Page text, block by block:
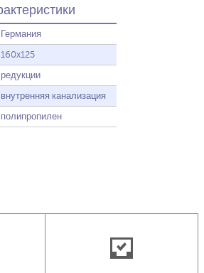
Германия
160x125
редукции
внутренняя канализация
полипропилен